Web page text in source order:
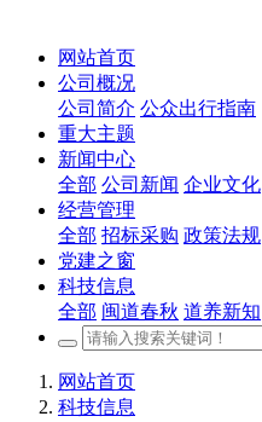
网站首页
公司概况
公司简介 公众出行指南
重大主题
新闻中心
全部 公司新闻 企业文化
经营管理
全部 招标采购 政策法规
党建之窗
科技信息
全部 闽道春秋 道养新知
网站首页
科技信息